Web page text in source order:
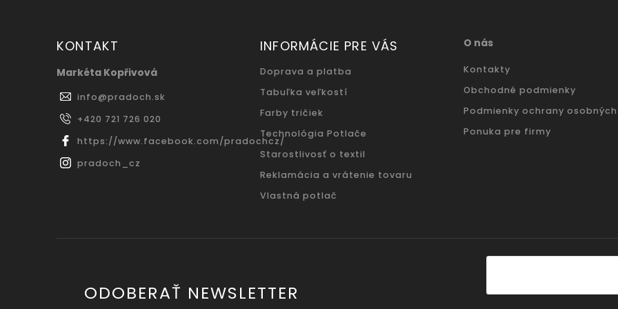
KONTAKT
Markéta Kopřivová
info@pradoch.sk
+420 721 726 020
https://www.facebook.com/pradochcz/
pradoch_cz
INFORMÁCIE PRE VÁS
Doprava a platba
Tabuľka veľkostí
Farby tričiek
Technológia Potlače
Starostlivosť o textil
Reklamácia a vrátenie tovaru
Vlastná potlač
O nás
Kontakty
Obchodné podmienky
Podmienky ochrany
Ponuka pre firmy
ODOBERAŤ NEWSLETTER